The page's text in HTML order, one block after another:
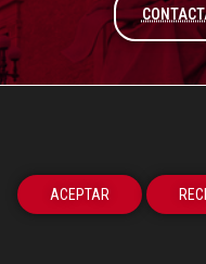
ACEPTAR